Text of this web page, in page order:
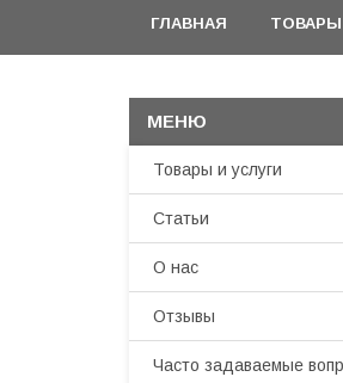
ГЛАВНАЯ ТОВАРЫ
Товары и услуги
Статьи
О нас
Отзывы
Часто задаваемые